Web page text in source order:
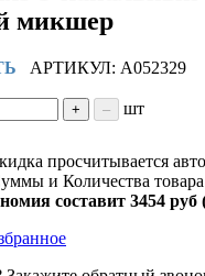
микшер
АРТИКУЛ: A052329
+ – шт
просчитывается
и Количества
составит 3454 руб